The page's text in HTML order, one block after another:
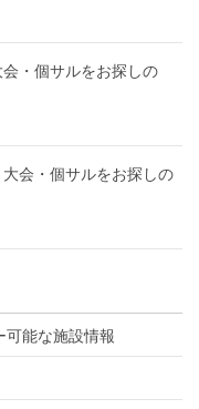
・個サルをお探しの
会・個サルをお探しの
可能な施設情報